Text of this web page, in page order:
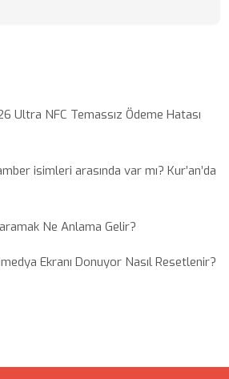
Ultra NFC Temassız Ödeme Hatası
isimleri arasında var mı? Kur’an’da
Ne Anlama Gelir?
Ekranı Donuyor Nasıl Resetlenir?